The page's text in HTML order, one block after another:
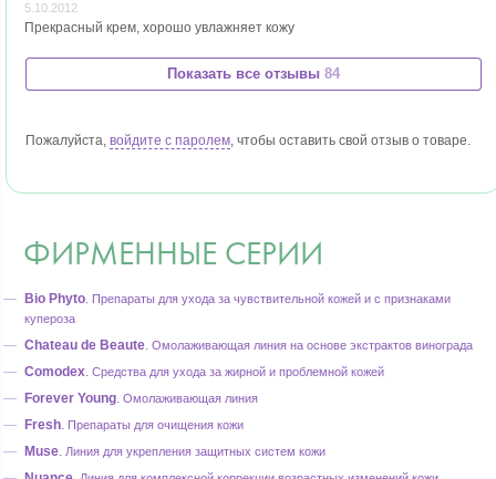
5.10.2012
Прекрасный крем, хорошо увлажняет кожу
Показать все отзывы 84
Пожалуйста, войдите с паролем, чтобы оставить свой отзыв о товаре.
ФИРМЕННЫЕ СЕРИИ
Bio Phyto. Препараты для ухода за чувствительной кожей и с признаками
купероза
Chateau de Beaute. Омолаживающая линия на основе экстрактов винограда
Comodex. Средства для ухода за жирной и проблемной кожей
Forever Young. Омолаживающая линия
Fresh. Препараты для очищения кожи
Muse. Линия для укрепления защитных систем кожи